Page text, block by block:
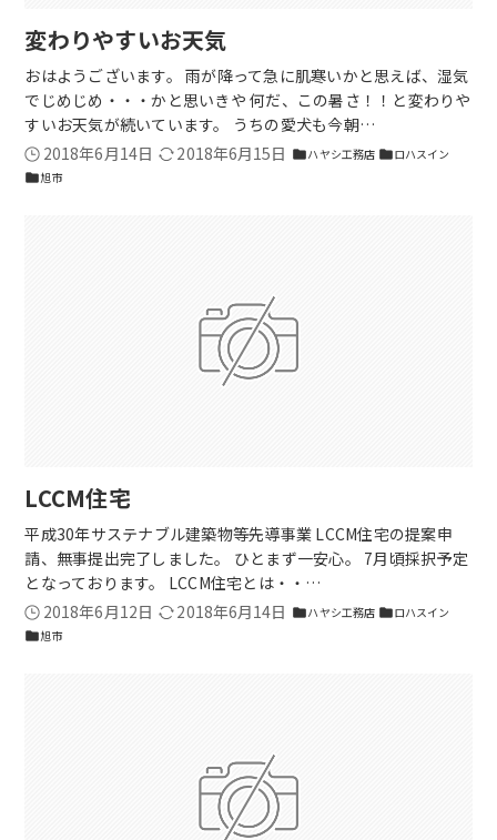
変わりやすいお天気
おはようございます。 雨が降って急に肌寒いかと思えば、湿気
でじめじめ・・・かと思いきや 何だ、この暑さ！！と変わりや
すいお天気が続いています。 うちの愛犬も今朝…
2018年6月14日
2018年6月15日 folderハヤシ工務店 folderロハスイン
folder旭市
LCCM住宅
平成30年サステナブル建築物等先導事業 LCCM住宅の提案申
請、無事提出完了しました。 ひとまず一安心。 7月頃採択予定
となっております。 LCCM住宅とは・・…
2018年6月12日
2018年6月14日 folderハヤシ工務店 folderロハスイン
folder旭市